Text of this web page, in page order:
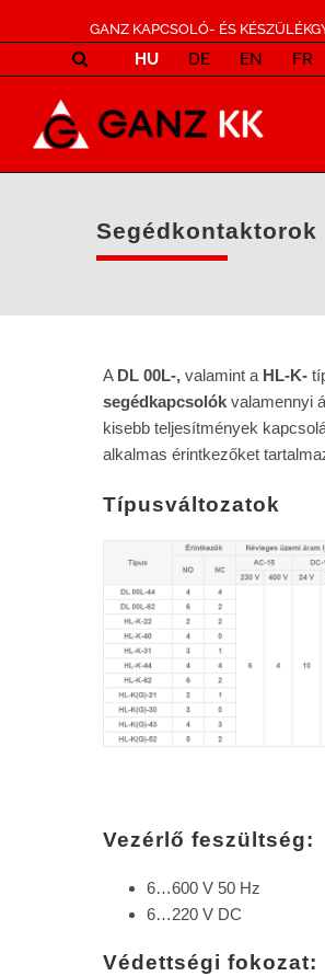
GANZ KAPCSOLÓ- ÉS
HU DE EN FR
Segédkontaktorok
A DL 00L-, valamint a HL-K-
segédkapcsolók valamennyi
kisebb teljesítmények
alkalmas érintkezőket
Típusváltozatok
Vezérlő feszültség:
6…600 V 50 Hz
6…220 V DC
Védettségi fokozat: